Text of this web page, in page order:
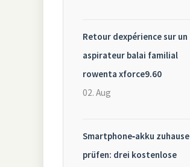
Retour dexpérience sur un
aspirateur balai familial
rowenta xforce9.60
02. Aug
Smartphone‑akku zuhause
prüfen: drei kostenlose